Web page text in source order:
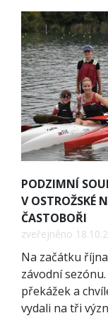
PODZIMNÍ
V OSTROŽSKÉ
ČASTOBOŘI
zveřejněno
Na začátku
závodní
překážek a
vydali na tři